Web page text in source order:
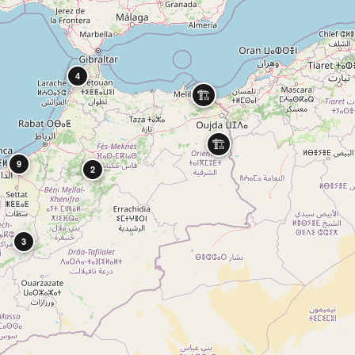
🏗️
🏗️
4
2
3
9